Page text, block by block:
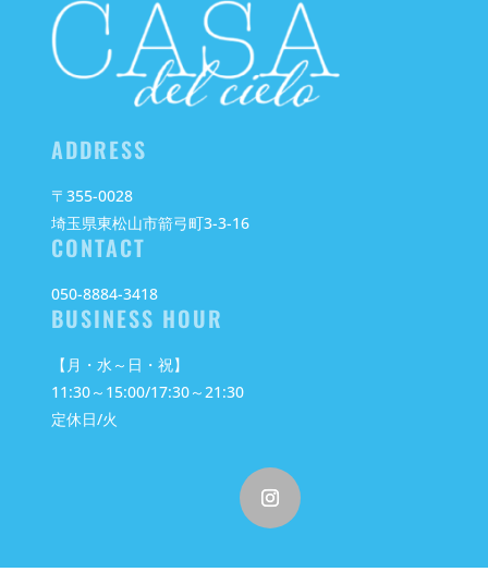
ADDRESS
〒355-0028
埼玉県東松山市箭弓町3-3-16
CONTACT
050-8884-3418
BUSINESS HOUR
【月・水～日・祝】
11:30～15:00/17:30～21:30
定休日/火